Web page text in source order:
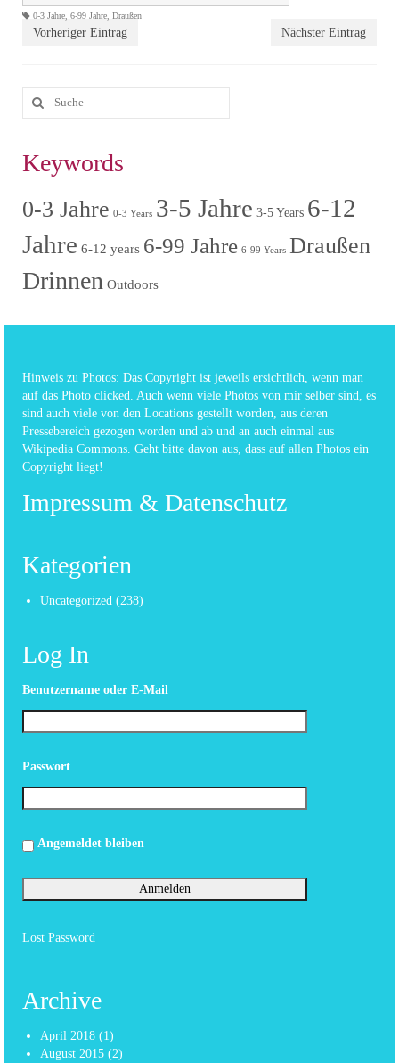
0-3 Jahre 6-99 Jahre Draußen
Vorheriger Eintrag Nächster Eintrag
Keywords
0-3 Jahre 0-3 Years 3-5 Jahre 3-5 Years 6-12
Jahre 6-12 years 6-99 Jahre 6-99 Years Draußen
Drinnen Outdoors
Hinweis zu Photos: Das Copyright ist jeweils ersichtlich, wenn man
auf das Photo clicked. Auch wenn viele Photos von mir selber sind, es
sind auch viele von den Locations gestellt worden, aus deren
Pressebereich gezogen worden und ab und an auch einmal aus
Wikipedia Commons. Geht bitte davon aus, dass auf allen Photos ein
Copyright liegt!
Impressum & Datenschutz
Kategorien
Uncategorized (238)
Log In
Benutzername oder E-Mail
Passwort
Angemeldet bleiben
Lost Password
Archive
April 2018 (1)
August 2015 (2)